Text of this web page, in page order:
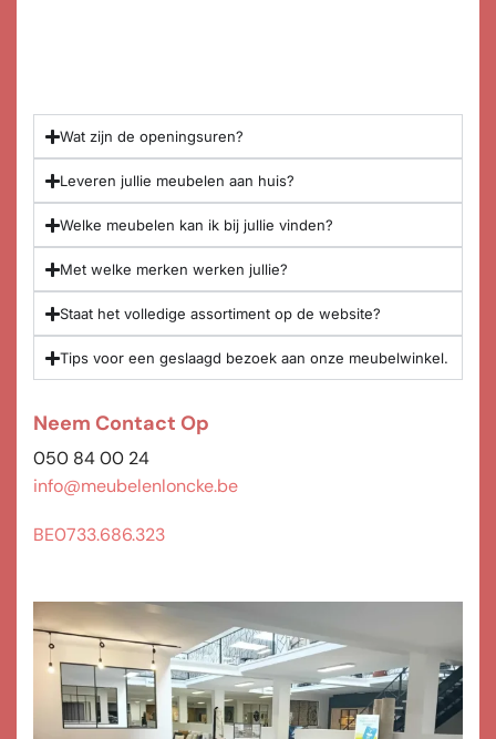
Wat zijn de openingsuren?
Leveren jullie meubelen aan huis?
Welke meubelen kan ik bij jullie vinden?
Met welke merken werken jullie?
Staat het volledige assortiment op de website?
Tips voor een geslaagd bezoek aan onze meubelwinkel.
Neem Contact Op
050 84 00 24
info@meubelenloncke.be
BE0733.686.323